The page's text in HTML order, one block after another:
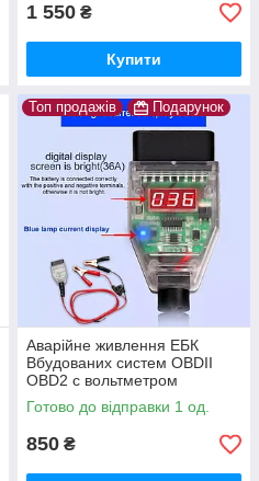
1 550 ₴
Купити
Топ продажів Подарунок
Аварійне живлення ЕБК
Вбудованих систем OBDII
OBD2 c вольтметром
Готово до відправки 1 од.
850 ₴